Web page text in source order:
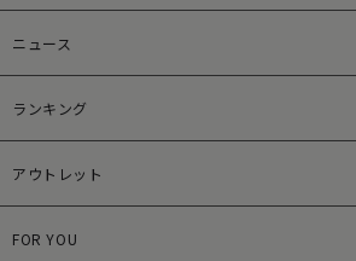
ニュース
ランキング
アウトレット
FOR YOU